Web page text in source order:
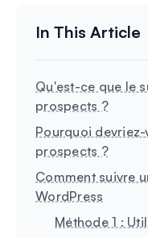
Qu'est-ce que le
prospects ?
Pourquoi
prospects ?
Comment suivre
WordPress
Méthode 1 :